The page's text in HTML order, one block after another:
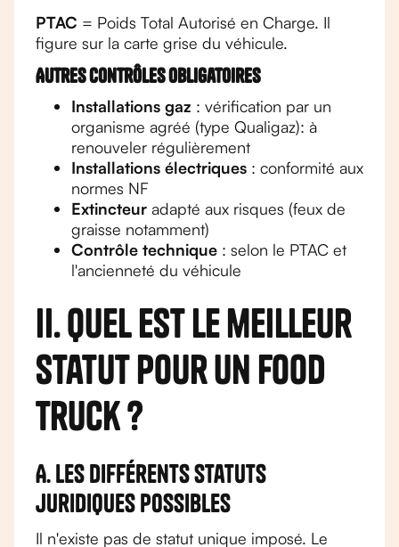
PTAC = Poids Total Autorisé en Charge. Il
figure sur la carte grise du véhicule.
Autres contrôles obligatoires
Installations gaz : vérification par un
organisme agréé (type Qualigaz): à
renouveler régulièrement
Installations électriques : conformité aux
normes NF
Extincteur adapté aux risques (feux de
graisse notamment)
Contrôle technique : selon le PTAC et
l'ancienneté du véhicule
II. Quel est le meilleur
statut pour un food
truck ?
A. Les différents statuts
juridiques possibles
Il n'existe pas de statut unique imposé. Le